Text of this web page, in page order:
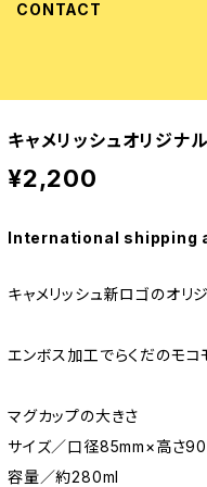
CONTACT
キャメリッシュオリジナ
¥2,200
International shipping
キャメリッシュ新ロゴのオリ
エンボス加工でらくだのモコ
マグカップの大きさ
サイズ／口径85mm×高さ
容量／約280ml